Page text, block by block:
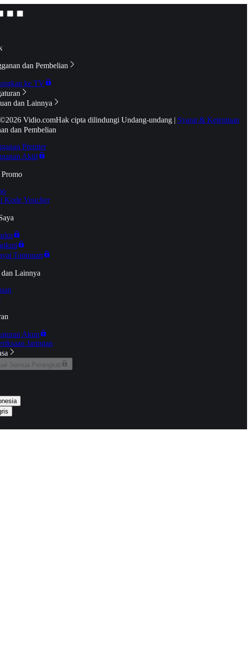
dan Pembelian
ke TV
dan Lainnya
Vidio.comHak cipta dilindungi Undang-undang | Syarat & Ketentuan
dan Pembelian
Premier
Aktif
Kode Voucher
Tontonan
Lainnya
Akun
Jaringan
Semua Perangkat